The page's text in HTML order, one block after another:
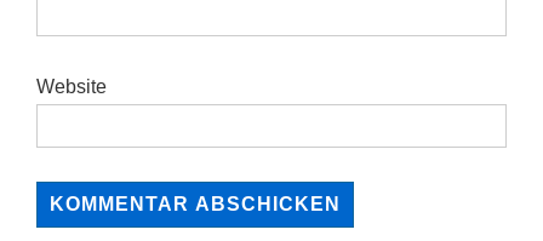
Website